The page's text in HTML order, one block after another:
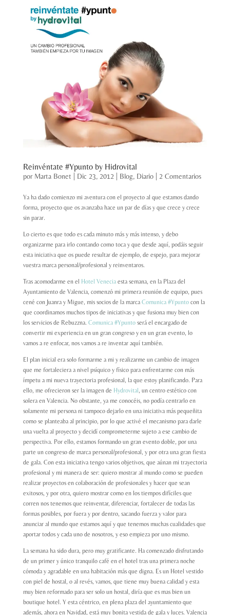
Reinvéntate #Ypunto by Hidrovital
por Marta Bonet Dic 23, 2012| Blog, Diario| 2 Comentarios
Ya ha dado comienzo mi aventura con el proyecto al que estamos dando
forma, proyecto que os avanzaba hace un par de días y que crece y crece
sin parar.
Lo cierto es que todo es cada minuto más y más intenso, y debo
organizarme para irlo contando como toca y que desde aquí, podáis seguir
esta iniciativa que os puede resultar de ejemplo, de espejo, para mejorar
vuestra marca personal/profesional y reinventaros.
Tras acomodarme en el Hotel Veneciaesta semana, en la Plaza del
Ayuntamiento de Valencia, comenzó mi primera reunión de equipo, pues
cené con Juanra y Migue, mis socios de la marcaComunica #Ypunto con la
que coordinamos muchos tipos de iniciativas y que fusiona muy bien con
los servicios de Rebuzzna. Comunica #Ypuntoserá el encargado de
convertir mi experiencia en un gran congreso y en un gran evento, lo
vamos a re enfocar, nos vamos a re inventar aquí también.
El plan inicial era solo formarme a mi y realizarme un cambio de imagen
que me fortaleciera a nivel psíquico y físico para enfrentarme con más
ímpetu a mi nueva trayectoria profesional, la que estoy planificando. Para
ello, me ofrecieron ser la imagen de Hydrovital , un centro estético con
solera en Valencia. No obstante, ya me conocéis, no podía centrarlo en
solamente mi persona ni tampoco dejarlo en una iniciativa más pequeñita
como se planteaba al principio, por lo que activé el mecanismo para darle
una vuelta al proyecto y decidí comprometerme sujeto a ese cambio de
perspectiva. Por ello, estamos formando un gran evento doble, por una
parte un congreso de marca personal/profesional, y por otra una gran fiesta
de gala. Con esta iniciativa tengo varios objetivos, que aúnan mi trayectoria
profesional y mi manera de ser: quiero mostrar al mundo como se pueden
realizar proyectos en colaboración de profesionales y hacer que sean
exitosos, y por otra, quiero mostrar como en los tiempos difíciles que
corren nos tenemos que reinventar, diferenciar, fortalecer de todas las
formas posibles, por fuera y por dentro, sacando fuerza y valor para
anunciar al mundo que estamos aquí y que tenemos muchas cualidades que
aportar todos y cada uno de nosotros, y eso empieza por uno mismo.
La semana ha sido dura, pero muy gratificante. Ha comenzado disfrutando
de un primer y único tranquilo café en el hotel tras una primera noche
cómoda y agradable en una habitación más que digna. Es un Hotel vestido
con piel de hostal, o al revés, vamos, que tiene muy buena calidad y esta
muy bien reformado para ser solo un hostal, diría que es mas bien un
boutique hotel. Y esta céntrico, en plena plaza del ayuntamiento que
además, ahora en Navidad, está muy bonita vestida de gala y luces. Valencia